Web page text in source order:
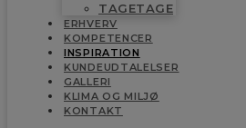
TAGETAGE
ERHVERV
KOMPETENCER
INSPIRATION
KUNDEUDTALELSER
GALLERI
KLIMA OG MILJØ
KONTAKT